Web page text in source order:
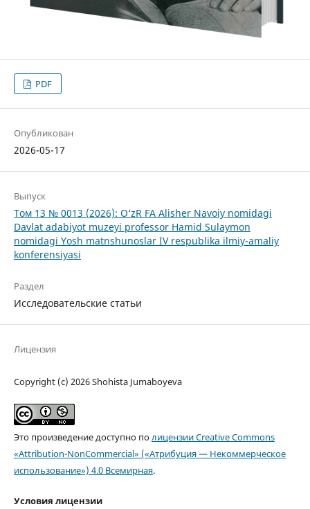
PDF
Опубликован
2026-05-17
Выпуск
Том 13 № 0013 (2026): O‘zR FA Alisher Navoiy nomidagi
Davlat adabiyot muzeyi professor Hamid Sulaymon
nomidagi Yosh matnshunoslar IV respublika ilmiy-amaliy
konferensiyasi
Раздел
Исследовательские статьи
Лицензия
Copyright (c) 2026 Shohista Jumaboyeva
Это произведение доступно полицензии Creative Commons
«Attribution-NonCommercial» («Атрибуция — Некоммерческое
использование») 4.0 Всемирная.
Условия лицензии